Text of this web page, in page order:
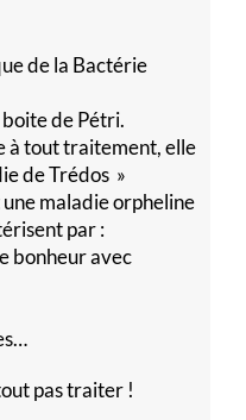
de la Bactérie
de Pétri.
tout traitement, elle
de Trédos »
maladie orpheline
par :
bonheur avec
pas traiter !